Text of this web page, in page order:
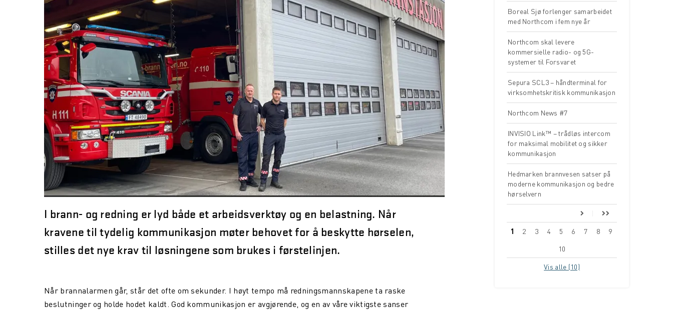
Boreal Sjø forlenger samarbeidet
med Northcom i fem nye år
Northcom skal levere
kommersielle radio- og 5G-
systemer til Forsvaret
Sepura SCL3 – håndterminal for
virksomhetskritisk kommunikasjon
Northcom News #7
INVISIO Link™ – trådløs intercom
for maksimal mobilitet og sikker
kommunikasjon
Hedmarken brannvesen satser på
moderne kommunikasjon og bedre
hørselvern
1 2 3 4 5 6 7 8 9
10
Vis alle (10)
I brann- og redning er lyd både et arbeidsverktøy og en belastning. Når
kravene til tydelig kommunikasjon møter behovet for å beskytte hørselen,
stilles det nye krav til løsningene som brukes i førstelinjen.
Når brannalarmen går, står det ofte om sekunder. I høyt tempo må redningsmannskapene ta raske
beslutninger og holde hodet kaldt. God kommunikasjon er avgjørende, og en av våre viktigste sanser